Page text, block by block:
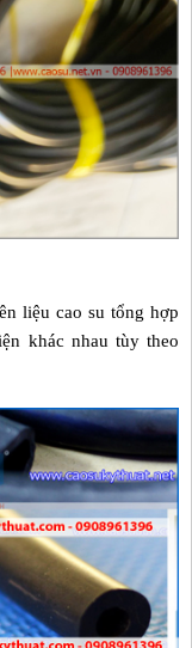
liệu cao su tổng hợp
khác nhau tùy theo